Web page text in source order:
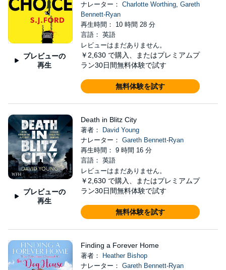
プレビューの
再生
ナレーター： Charlotte Worthing, Gareth
Bennett-Ryan
再生時間： 10 時間 28 分
言語： 英語
レビューはまだありません。
￥2,630 で購入、またはプレミアムプ
ラン30日間無料体験で試す
無料体験を試す
プレビューの
再生
Death in Blitz City
著者：
David Young
ナレーター： Gareth Bennett-Ryan
再生時間： 9 時間 16 分
言語： 英語
レビューはまだありません。
￥2,630 で購入、またはプレミアムプ
ラン30日間無料体験で試す
無料体験を試す
Finding a Forever Home
著者：
Heather Bishop
ナレーター： Gareth Bennett-Ryan